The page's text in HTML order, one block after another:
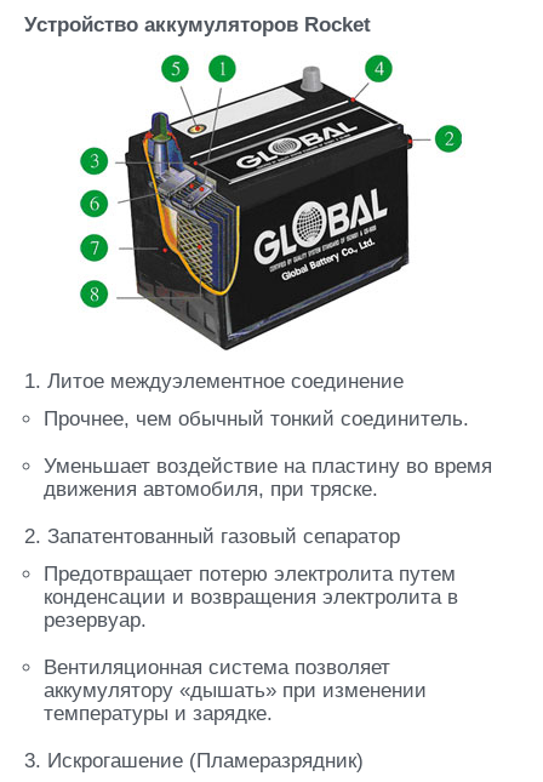
Устройство аккумуляторов Rocket
1. Литое междуэлементное соединение
Прочнее, чем обычный тонкий соединитель.
Уменьшает воздействие на пластину во время
движения автомобиля, при тряске.
2. Запатентованный газовый сепаратор
Предотвращает потерю электролита путем
конденсации и возвращения электролита в
резервуар.
Вентиляционная система позволяет
аккумулятору «дышать» при изменении
температуры и зарядке.
3. Искрогашение (Пламеразрядник)